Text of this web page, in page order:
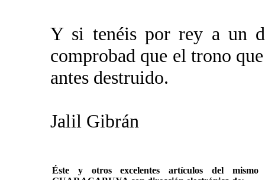
Y si tenéis por rey a un
comprobad que el trono
antes destruido.
Jalil Gibrán
Éste y otros excelentes artículos del